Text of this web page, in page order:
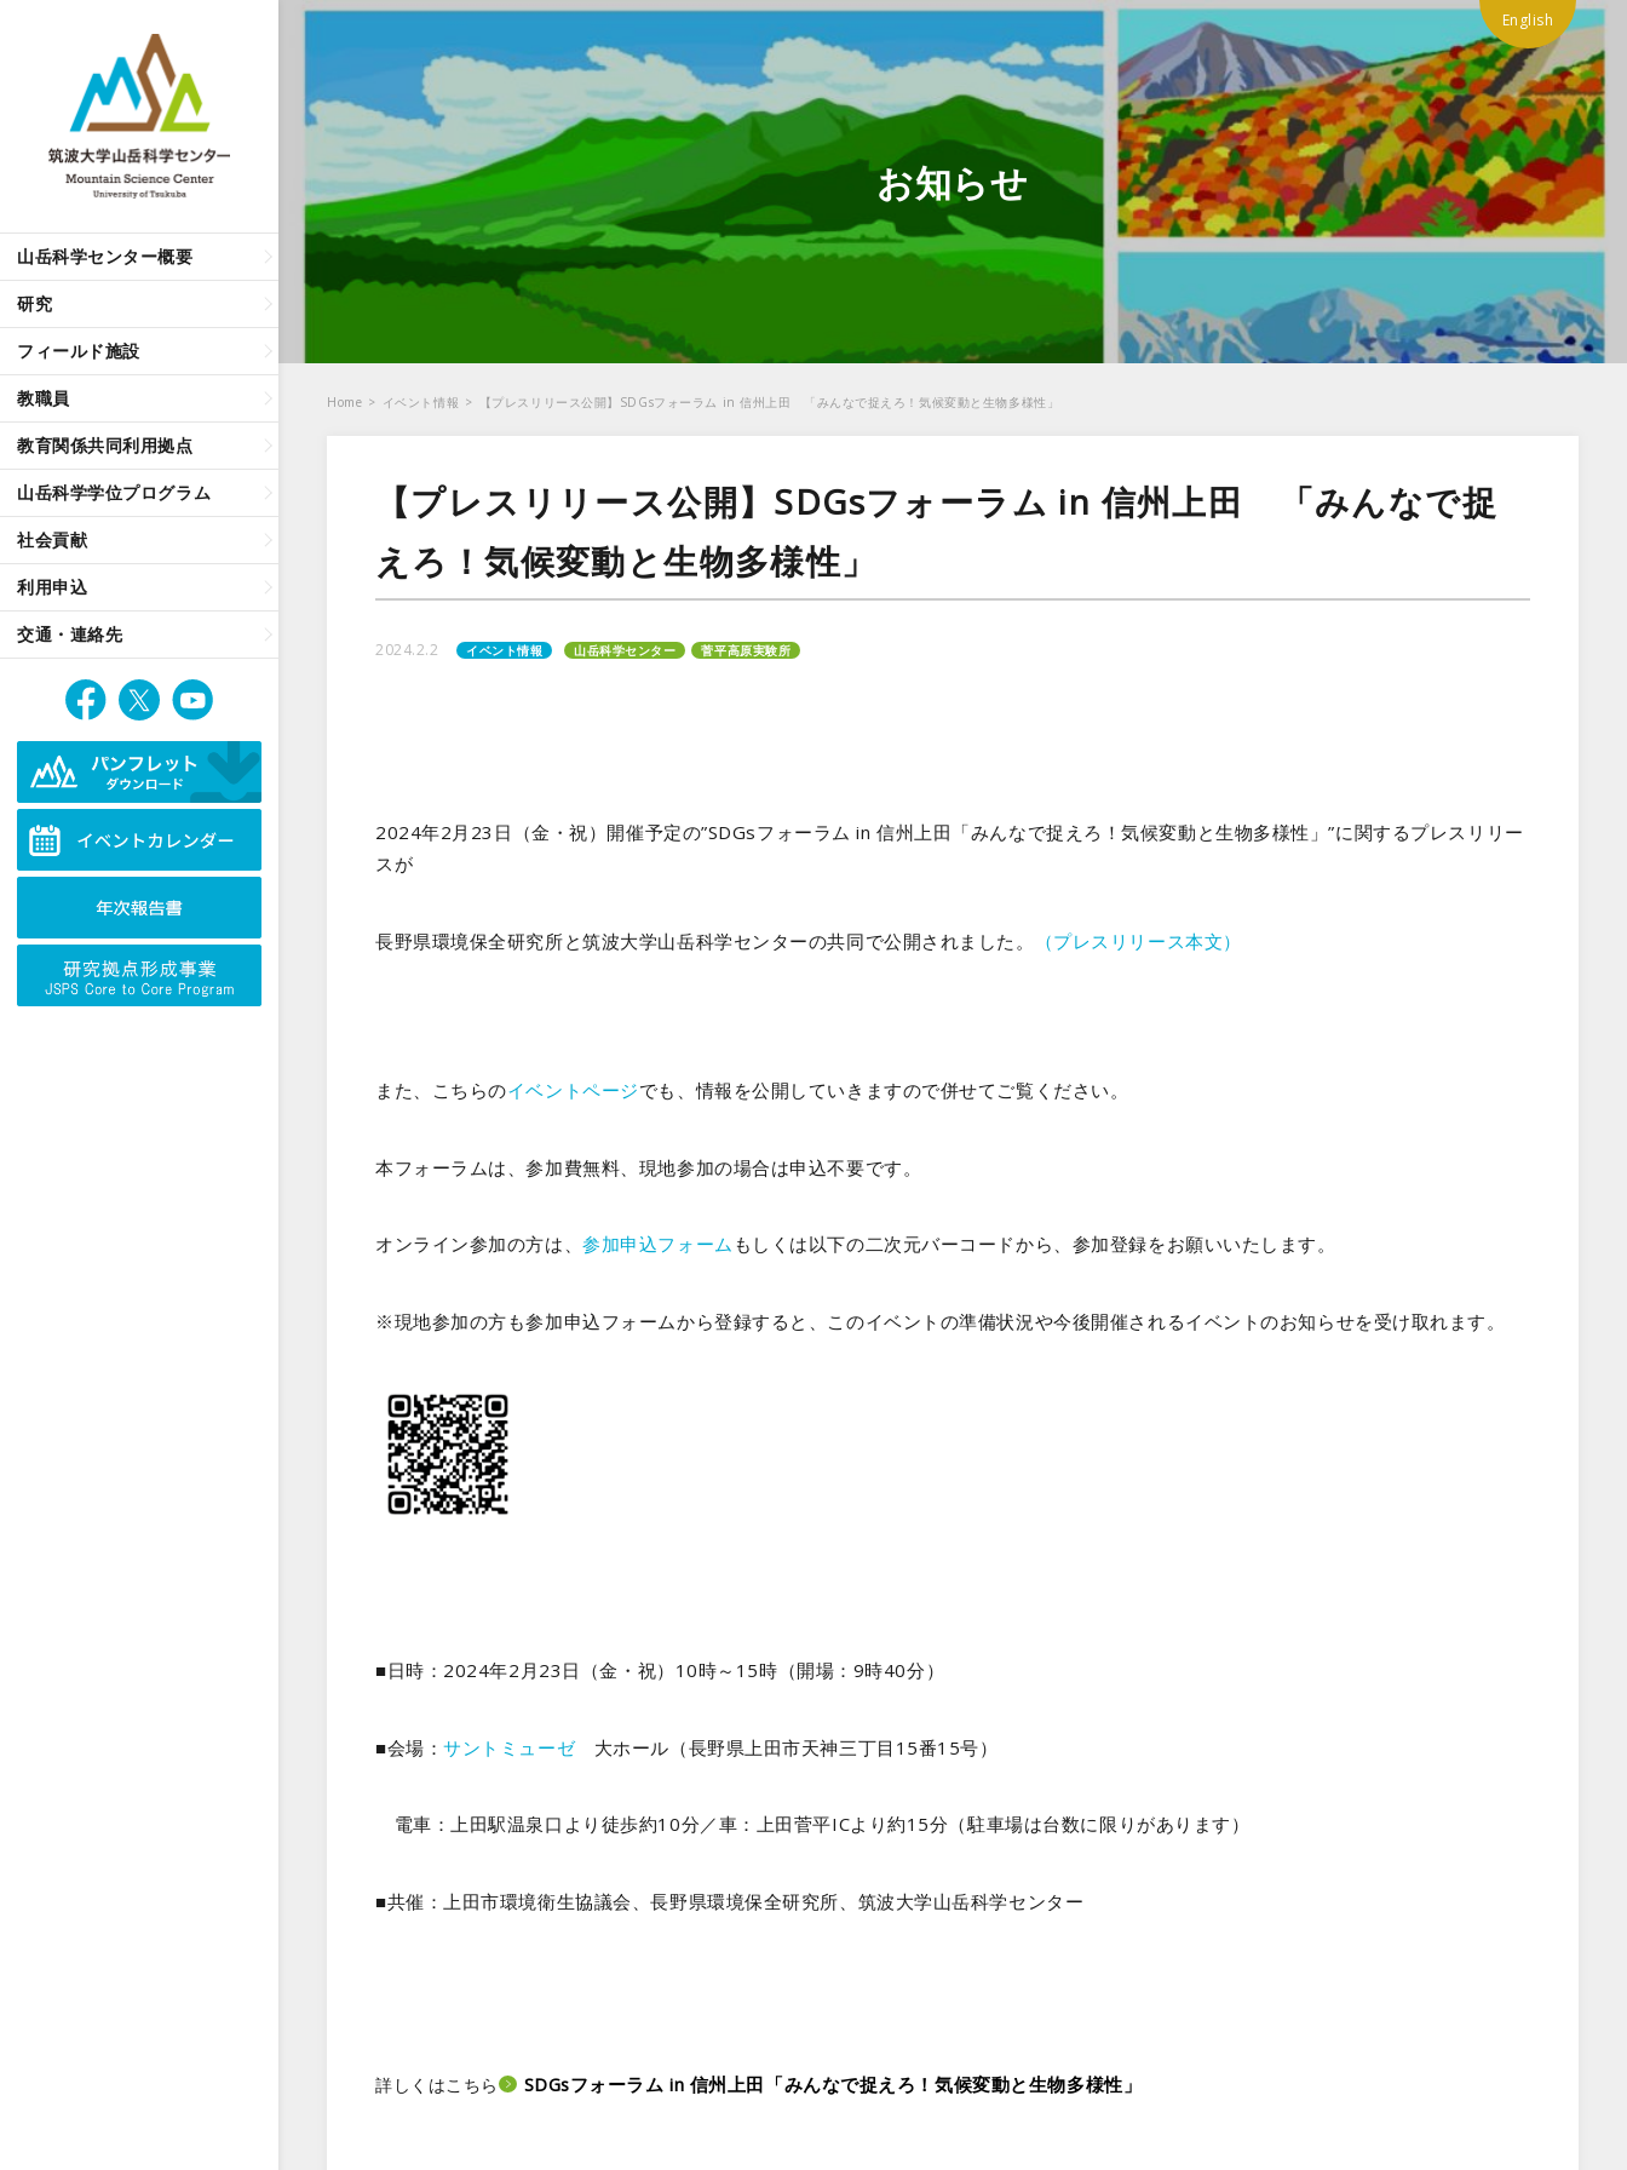
山岳科学センター概要
研究
フィールド施設
教職員
教育関係共同利用拠点
山岳科学学位プログラム
社会貢献
利用申込
交通・連絡先
English
お知らせ
Home > イベント情報 > 【プレスリリース公開】SDGsフォーラム in 信州上田 「みんなで捉えろ！気候変動と生物多様性」
【プレスリリース公開】SDGsフォーラム in 信州上田 「みんなで捉
えろ！気候変動と生物多様性」
2024.2.2 イベント情報 山岳科学センター 菅平高原実験所
2024年2月23日（金・祝）開催予定の”SDGsフォーラム in 信州上田「みんなで捉えろ！気候変動と生物多様性」”に関するプレスリリー
スが
長野県環境保全研究所と筑波大学山岳科学センターの共同で公開されました。 （プレスリリース本文）
また、こちらのイベントページでも、情報を公開していきますので併せてご覧ください。
本フォーラムは、参加費無料、現地参加の場合は申込不要です。
オンライン参加の方は、参加申込フォーム もしくは以下の二次元バーコードから、参加登録をお願いいたします。
※現地参加の方も参加申込フォームから登録すると、このイベントの準備状況や今後開催されるイベントのお知らせを受け取れます。
■日時：2024年2月23日（金・祝）10時～15時（開場：9時40分）
■会場：サントミューゼ大ホール（長野県上田市天神三丁目15番15号）
電車：上田駅温泉口より徒歩約10分／車：上田菅平ICより約15分（駐車場は台数に限りがあります）
■共催：上田市環境衛生協議会、長野県環境保全研究所、筑波大学山岳科学センター
詳しくはこちら SDGsフォーラム in 信州上田「みんなで捉えろ！気候変動と生物多様性」